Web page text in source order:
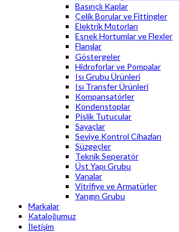
Basınçlı Kaplar
Çelik Borular ve Fittingler
Elektrik Motorları
Esnek Hortumlar ve Flexler
Flanşlar
Göstergeler
Hidroforlar ve Pompalar
Isı Grubu Ürünleri
Isı Transfer Ürünleri
Kompansatörler
Kondenstoplar
Pislik Tutucular
Sayaçlar
Seviye Kontrol Cihazları
Süzgeçler
Teknik Seperatör
Üst Yapı Grubu
Vanalar
Vitrifiye ve Armatürler
Yangın Grubu
Markalar
Kataloğumuz
İletişim